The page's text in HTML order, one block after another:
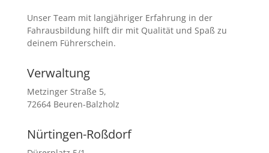
Unser Team mit langjähriger Erfahrung in der
Fahrausbildung hilft dir mit Qualität und Spaß zu
deinem Führerschein.
Verwaltung
Metzinger Straße 5,
72664 Beuren-Balzholz
Nürtingen-Roßdorf